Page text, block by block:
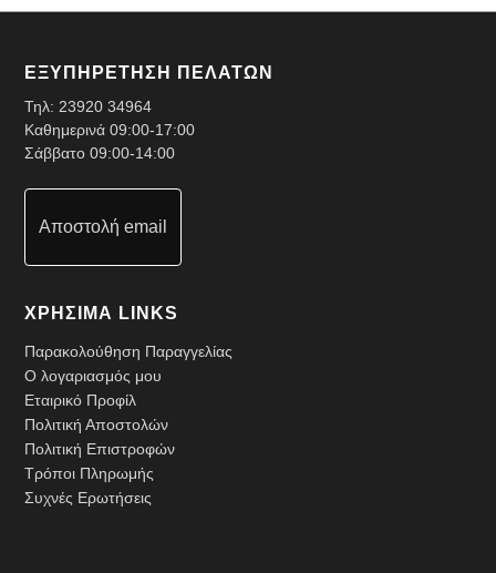
ΕΞΥΠΗΡΕΤΗΣΗ ΠΕΛΑΤΩΝ
Τηλ: 23920 34964
Καθημερινά 09:00-17:00
Σάββατο 09:00-14:00
Αποστολή email
ΧΡΗΣΙΜΑ LINKS
Παρακολούθηση Παραγγελίας
Ο λογαριασμός μου
Εταιρικό Προφίλ
Πολιτική Αποστολών
Πολιτική Επιστροφών
Τρόποι Πληρωμής
Συχνές Ερωτήσεις